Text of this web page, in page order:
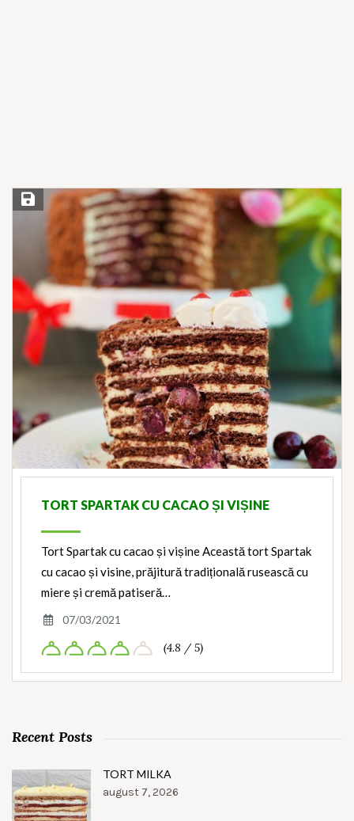
Save Recipe
TORT SPARTAK CU CACAO ȘI VIȘINE
Tort Spartak cu cacao și vișine Această tort Spartak
cu cacao și visine, prăjitură tradițională rusească cu
miere și cremă patiseră…
07/03/2021
(4.8 / 5)
Recent Posts
TORT MILKA
august 7, 2026